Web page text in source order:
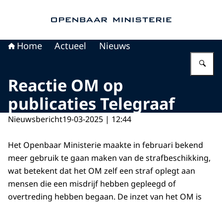
Home Actueel Nieuws
Reactie OM op
publicaties Telegraaf
Nieuwsbericht19-03-2025 | 12:44
Het Openbaar Ministerie maakte in februari bekend
meer gebruik te gaan maken van de strafbeschikking,
wat betekent dat het OM zelf een straf oplegt aan
mensen die een misdrijf hebben gepleegd of
overtreding hebben begaan. De inzet van het OM is